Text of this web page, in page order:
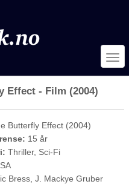
Effect - Film (2004)
Butterfly Effect (2004)
15 år
Thriller, Sci-Fi
Bress, J. Mackye Gruber